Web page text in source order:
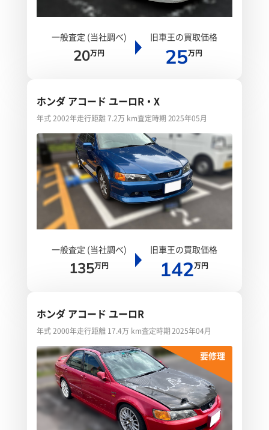
一般査定 (当社調べ)
20万円
旧車王の買取価格
25万円
ホンダ アコード ユーロR・X
年式 2002年走行距離 7.2万 km査定時期 2025年05月
一般査定 (当社調べ)
135万円
旧車王の買取価格
142万円
ホンダ アコード ユーロR
年式 2000年走行距離 17.4万 km査定時期 2025年04月
要修理